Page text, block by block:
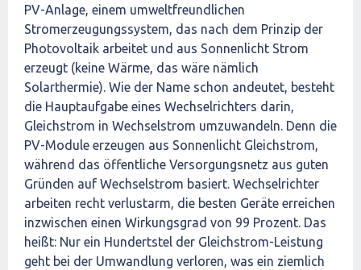
PV-Anlage, einem umweltfreundlichen
Stromerzeugungssystem, das nach dem Prinzip der
Photovoltaik arbeitet und aus Sonnenlicht Strom
erzeugt (keine Wärme, das wäre nämlich
Solarthermie). Wie der Name schon andeutet, besteht
die Hauptaufgabe eines Wechselrichters darin,
Gleichstrom in Wechselstrom umzuwandeln. Denn die
PV-Module erzeugen aus Sonnenlicht Gleichstrom,
während das öffentliche Versorgungsnetz aus guten
Gründen auf Wechselstrom basiert. Wechselrichter
arbeiten recht verlustarm, die besten Geräte erreichen
inzwischen einen Wirkungsgrad von 99 Prozent. Das
heißt: Nur ein Hundertstel der Gleichstrom-Leistung
geht bei der Umwandlung verloren, was ein ziemlich